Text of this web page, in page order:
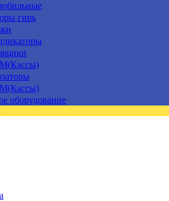
гирь
оборудование